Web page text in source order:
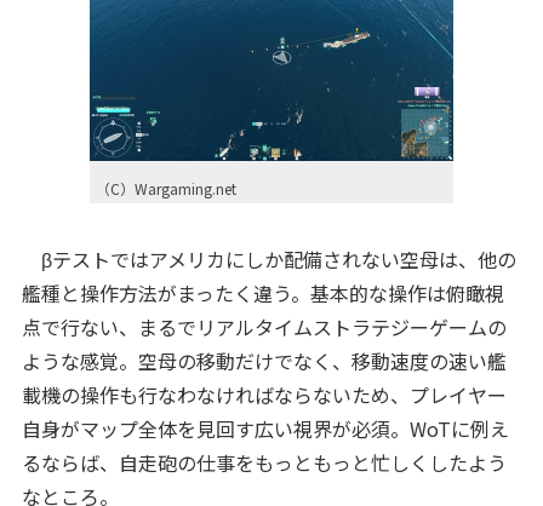
（C）Wargaming.net
βテストではアメリカにしか配備されない空母は、他の
艦種と操作方法がまったく違う。基本的な操作は俯瞰視
点で行ない、まるでリアルタイムストラテジーゲームの
ような感覚。空母の移動だけでなく、移動速度の速い艦
載機の操作も行なわなければならないため、プレイヤー
自身がマップ全体を見回す広い視界が必須。WoTに例え
るならば、自走砲の仕事をもっともっと忙しくしたよう
なところ。